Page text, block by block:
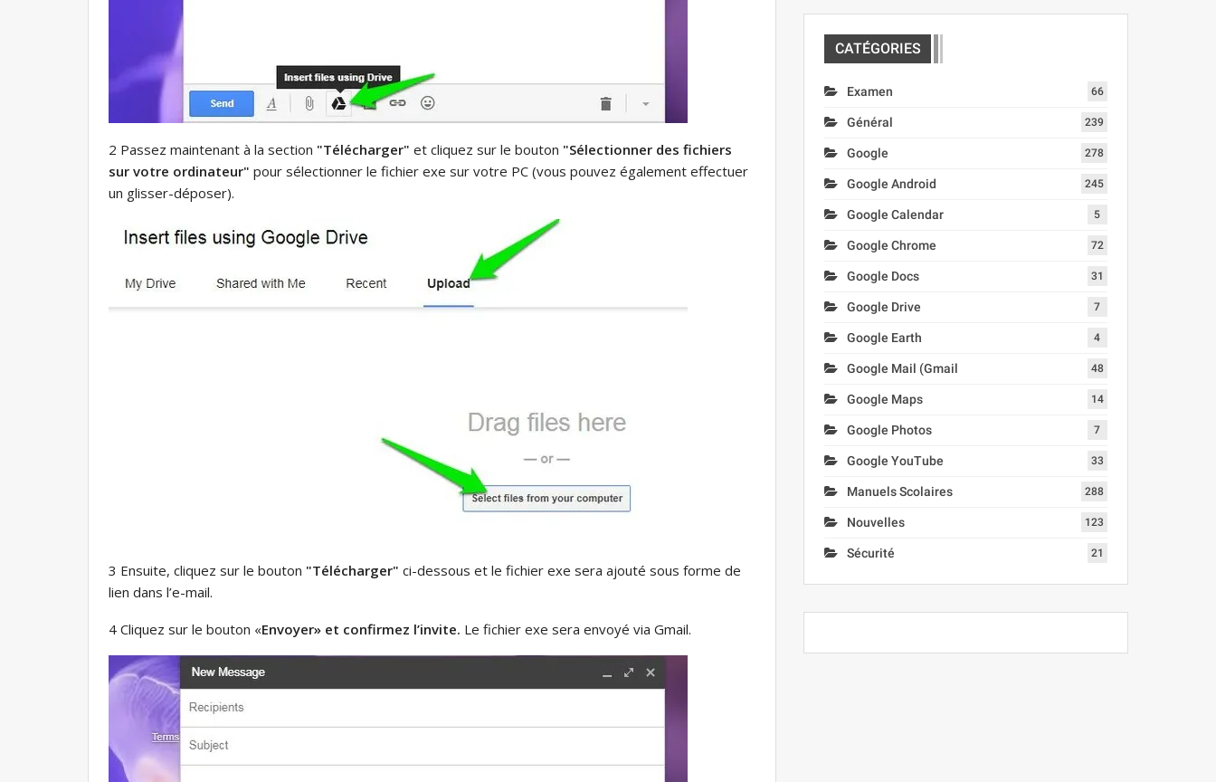
2 Passez maintenant à la section "Télécharger" et cliquez sur le bouton "Sélectionner des fichiers
sur votre ordinateur" pour sélectionner le fichier exe sur votre PC (vous pouvez également effectuer
un glisser-déposer).
3 Ensuite, cliquez sur le bouton "Télécharger" ci-dessous et le fichier exe sera ajouté sous forme de
lien dans l’e-mail.
4 Cliquez sur le bouton «Envoyer» et confirmez l’invite. Le fichier exe sera envoyé via Gmail.
CATÉGORIES
Examen 66
Général 239
Google 278
Google Android 245
Google Calendar 5
Google Chrome 72
Google Docs 31
Google Drive 7
Google Earth 4
Google Mail (Gmail 48
Google Maps 14
Google Photos 7
Google YouTube 33
Manuels Scolaires 288
Nouvelles 123
Sécurité 21